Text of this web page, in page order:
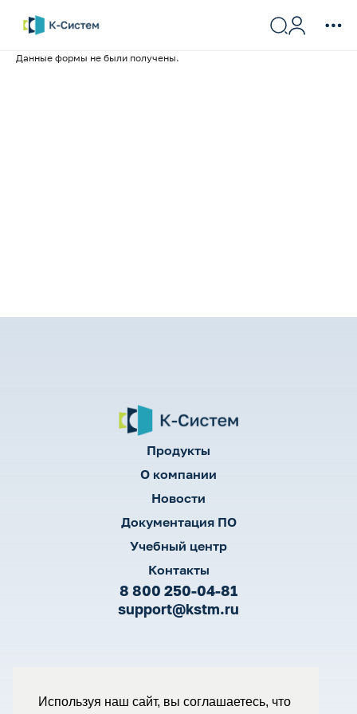
Используя наш сайт, вы соглашаетесь, что
Данные формы не были получены.
Продукты
О компании
Новости
Документация ПО
Учебный центр
Контакты
8 800 250-04-81
support@kstm.ru
Согласие на обработку ПД
Политика конфиденциальности